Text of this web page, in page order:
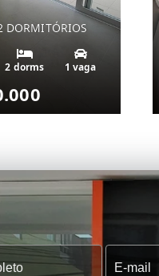
DORMITÓRIOS
2 dorms 1 vaga